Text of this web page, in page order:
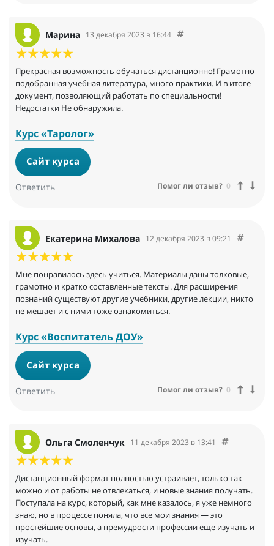
Марина 13 декабря 2023 в 16:44
Прекрасная возможность обучаться дистанционно! Грамотно
подобранная учебная литература, много практики. И в итоге
документ, позволяющий работать по специальности!
Недостатки Не обнаружила.
Курс «Таролог»
Сайт курса
Ответить Помог ли отзыв? 0
Екатерина Михалова 12 декабря 2023 в 09:21
Мне понравилось здесь учиться. Материалы даны толковые,
грамотно и кратко составленные тексты. Для расширения
познаний существуют другие учебники, другие лекции, никто
не мешает и с ними тоже ознакомиться.
Курс «Воспитатель ДОУ»
Сайт курса
Ответить Помог ли отзыв? 0
Ольга Смоленчук 11 декабря 2023 в 13:41
Дистанционный формат полностью устраивает, только так
можно и от работы не отвлекаться, и новые знания получать.
Поступала на курс, который, как мне казалось, я уже немного
знаю, но в процессе поняла, что все мои знания — это
простейшие основы, а премудрости профессии еще изучать и
изучать.